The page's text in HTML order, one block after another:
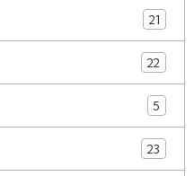
21
22
5
23